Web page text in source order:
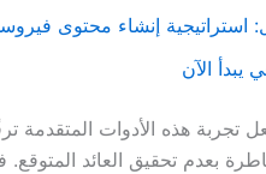
إنشاء محتوى
يبدأ الآن
تجربة هذه الأدوات المتقدمة
بعدم تحقيق العائد